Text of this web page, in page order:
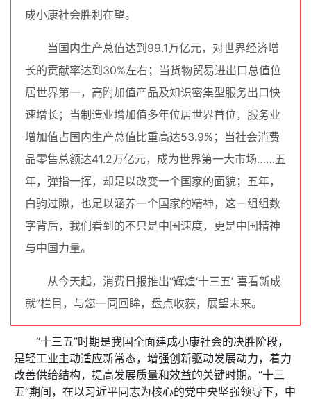
成小康社会胜利在望。
当国内生产总值达到99.1万亿元，对世界经济增
长的贡献率达到30%左右；当货物贸易进出口总值位
居世界第一，高附加值产品及知识密集型服务出口快
速增长；当制造业增加值多年位居世界首位，服务业
增加值占国内生产总值比重高达53.9%；当社会消费
品零售总额达41.2万亿元，成为世界第一大市场……五
年，弹指一挥，却足以改变一个国家的面貌；五年，
白驹过隙，也足以涵养一个国家的精神，这一组组数
字背后，我们看到的不只是中国速度，更是中国精神
与中国力量。
从今天起，消费日报推出“辉煌‘十三五’ 喜看新成
就”栏目，与您一同回眸，盘点收获，展望未来。
“十三五”时期是我国全面建成小康社会的决胜阶段，
是轻工业主动适应新常态，增强创新驱动发展动力，着力
改善供给结构，提高发展质量和效益的关键时期。“十三
五”期间，在以习近平同志为核心的党中央坚强领导下，中